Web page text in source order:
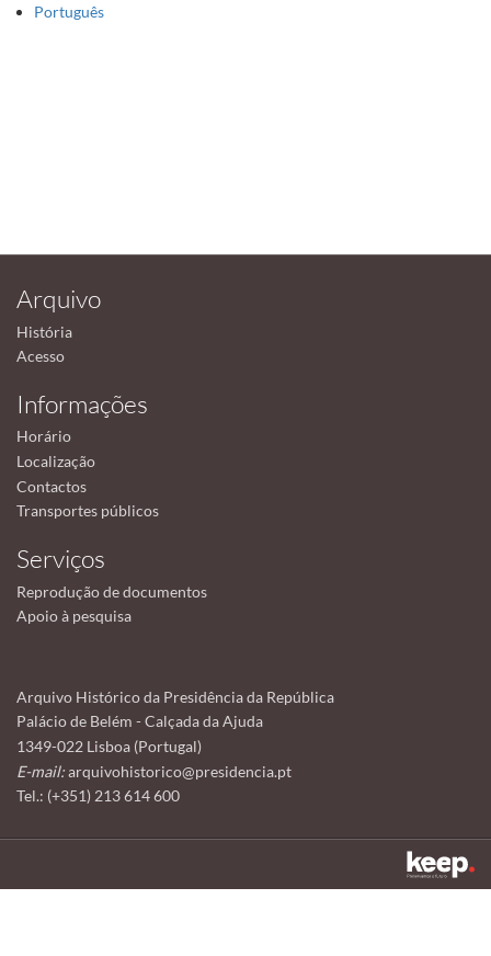
Português
Arquivo
História
Acesso
Informações
Horário
Localização
Contactos
Transportes públicos
Serviços
Reprodução de documentos
Apoio à pesquisa
Arquivo Histórico da Presidência da República
Palácio de Belém - Calçada da Ajuda
1349-022 Lisboa (Portugal)
E-mail:arquivohistorico@presidencia.pt
Tel.: (+351) 213 614 600